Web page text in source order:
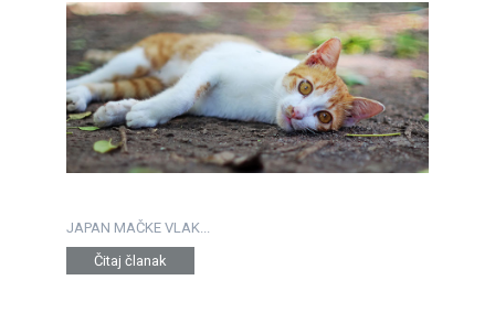
JAPAN MAČKE VLAK...
Čitaj članak